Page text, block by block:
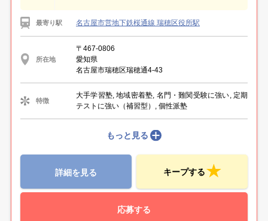
最寄り駅 名古屋市営地下鉄桜通線 瑞穂区役所駅
所在地
〒467-0806
愛知県
名古屋市瑞穂区瑞穂通4-43
特徴
大手学習塾, 地域密着塾, 名門・難関受験に強い, 定期
テストに強い（補習型）, 個性派塾
もっと見る
詳細を見る キープする
応募する